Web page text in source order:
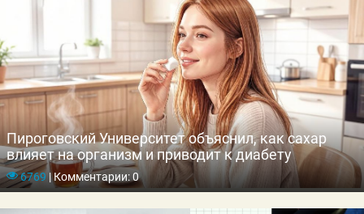
Пироговский Университет объяснил, как сахар
влияет на организм и приводит к диабету
6769 |Комментарии: 0